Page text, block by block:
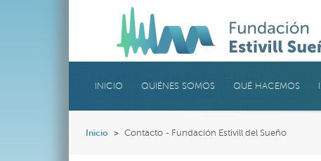
INICIO QUIÉNES SOMOS QUÉ HACEMOS
Inicio > Contacto - Fundación Estivill del Sueño